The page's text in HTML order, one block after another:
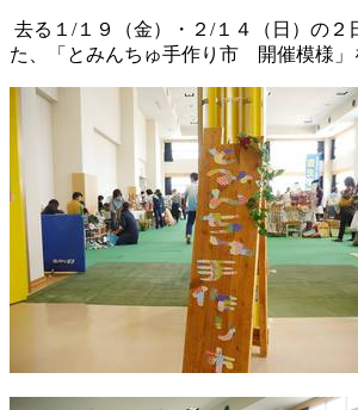
去る１/１９（金）・２/１４（日）の２
た、「とみんちゅ手作り市 開催模様」